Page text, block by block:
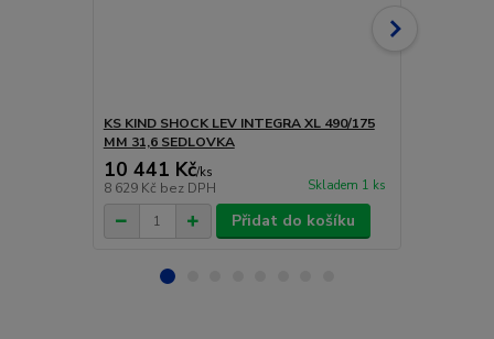
KS KIND SHOCK LEV INTEGRA XL 490/175
MM 31,6 SEDLOVKA
10 441 Kč/ks
8 629 Kč bez DPH Skladem 1 ks
Přidat do košíku